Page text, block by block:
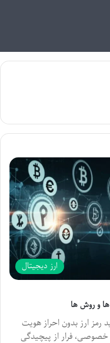
ارز دیجیتال
ها و روش ها
رمز ارز بدون احراز هویت
فرار از پیچیدگی